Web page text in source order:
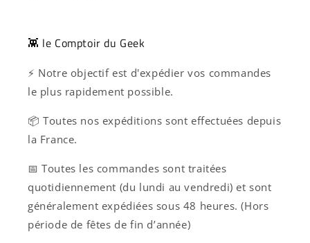
👾 le Comptoir du Geek
⚡ Notre objectif est d'expédier vos commandes
le plus rapidement possible.
📦 Toutes nos expéditions sont effectuées depuis
la France.
📅 Toutes les commandes sont traitées
quotidiennement (du lundi au vendredi) et sont
généralement expédiées sous 48 heures. (Hors
période de fêtes de fin d’année)